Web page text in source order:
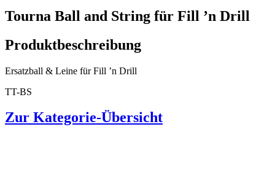
Tourna Ball and String für Fill ’n Drill
Produktbeschreibung
Ersatzball & Leine für Fill ’n Drill
TT-BS
Zur Kategorie-Übersicht